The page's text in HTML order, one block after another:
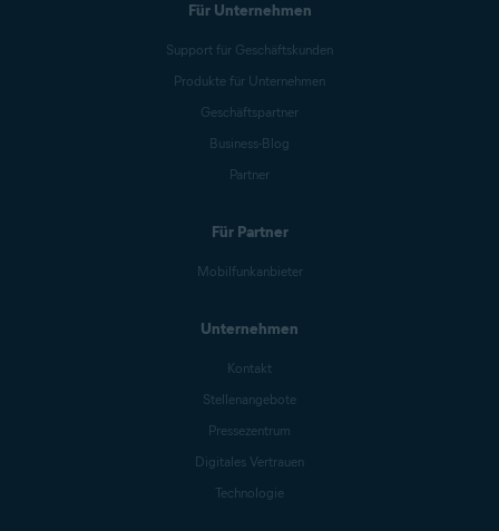
Für Unternehmen
Support für Geschäftskunden
Produkte für Unternehmen
Geschäftspartner
Business-Blog
Partner
Für Partner
Mobilfunkanbieter
Unternehmen
Kontakt
Stellenangebote
Pressezentrum
Digitales Vertrauen
Technologie